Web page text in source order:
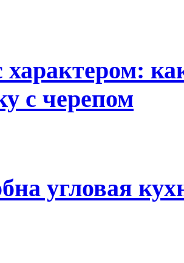
характером:
с черепом
угловая